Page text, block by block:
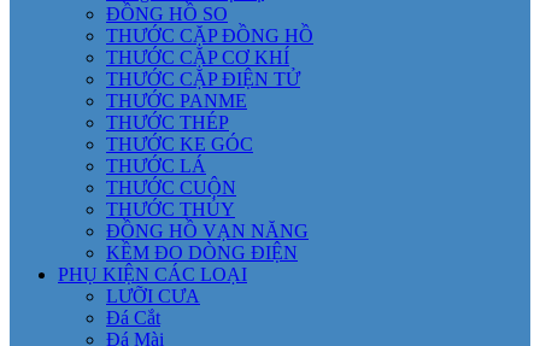
ĐỒNG HỒ SO
THƯỚC CẶP ĐỒNG HỒ
THƯỚC CẶP CƠ KHÍ
THƯỚC CẶP ĐIỆN TỬ
THƯỚC PANME
THƯỚC THÉP
THƯỚC KE GÓC
THƯỚC LÁ
THƯỚC CUỘN
THƯỚC THỦY
ĐỒNG HỒ VẠN NĂNG
KỀM ĐO DÒNG ĐIỆN
PHỤ KIỆN CÁC LOẠI
LƯỠI CƯA
Đá Cắt
Đá Mài